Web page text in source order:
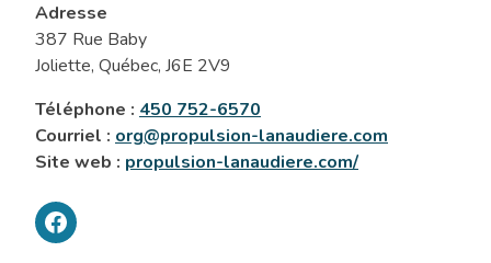
Adresse
387 Rue Baby
Joliette, Québec, J6E 2V9
Téléphone : 450 752-6570
Courriel : org@propulsion-lanaudiere.com
Site web : propulsion-lanaudiere.com/